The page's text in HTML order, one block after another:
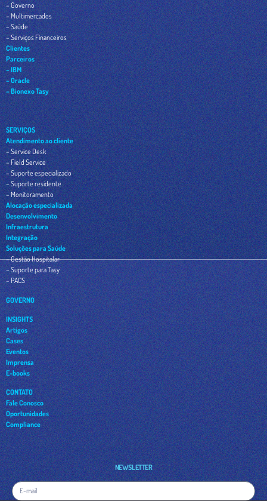
– Governo
– Multimercados
– Saúde
– Serviços Financeiros
Clientes
Parceiros
– IBM
– Oracle
– Bionexo Tasy
SERVIÇOS
Atendimento ao cliente
– Service Desk
– Field Service
– Suporte especializado
– Suporte residente
– Monitoramento
Alocação especializada
Desenvolvimento
Infraestrutura
Integração
Soluções para Saúde
– Gestão Hospitalar
– Suporte para Tasy
– PACS
GOVERNO
INSIGHTS
Artigos
Cases
Eventos
Imprensa
E-books
CONTATO
Fale Conosco
Oportunidades
Compliance
NEWSLETTER